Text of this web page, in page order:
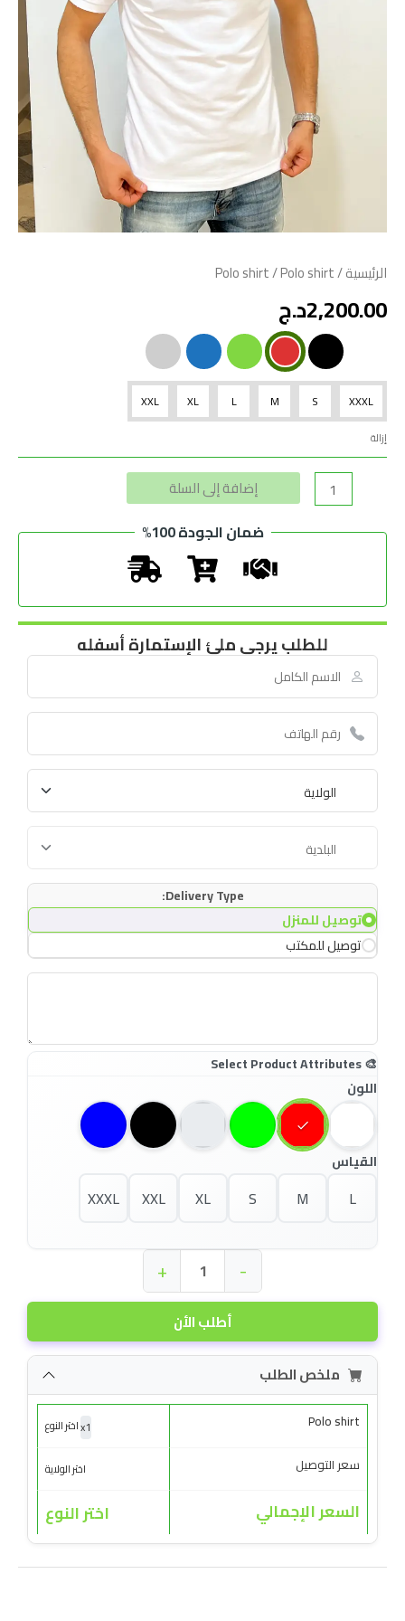
الرئيسية/
Polo shirt/ Polo shirt
2,200.00د.ج
XXXL
S
M
L
XL
XXL
إزالة
إضافة إلى السلة
ضمان الجودة 100%
للطلب يرجى ملئ الإستمارة أسفله
Delivery Type:
توصيل للمنزل
توصيل للمكتب
اللون
القياس
L
M
S
XL
XXL
XXXL
أطلب الأن
-
+
ملخص الطلب
Polo shirt
x1 اختر النوع
سعر التوصيل اختر الولاية
السعر الإجمالي اختر النوع